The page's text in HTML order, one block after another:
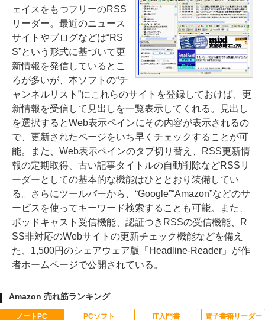
ェイスをもつフリーのRSS
リーダー。最近のニュース
サイトやブログなどは“RS
S”という形式に基づいて更
新情報を発信しているとこ
ろが多いが、本ソフトの“チ
ャンネルリスト”にこれらのサイトを登録しておけば、更
新情報を受信して見出しを一覧表示してくれる。見出し
を選択するとWeb表示ペインにその内容が表示されるの
で、更新されたページをいち早くチェックすることが可
能。また、Web表示ペインのタブ切り替え、RSS更新情
報の定期取得、古い記事タイトルの自動削除などRSSリ
ーダーとしての基本的な機能はひととおり装備してい
る。さらにツールバーから、“Google”“Amazon”などのサ
ービスを使ってキーワード検索することも可能。また、
ポッドキャスト受信機能、認証つきRSSの受信機能、R
SS非対応のWebサイトの更新チェック機能などを備え
た、1,500円のシェアウェア版「Headline-Reader」が作
者ホームページで公開されている。
Amazon 売れ筋ランキング
ノートPC PCソフト IT入門書 電子書籍リーダー